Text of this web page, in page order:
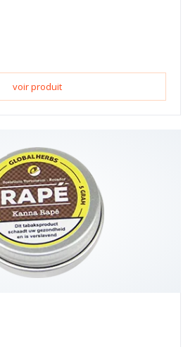
voir produit